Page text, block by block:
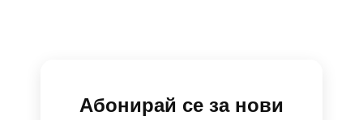
Абонирай се за нови